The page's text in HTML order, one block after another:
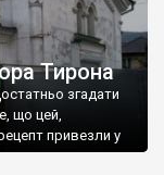
Тирона
згадати
що цей,
привезли у